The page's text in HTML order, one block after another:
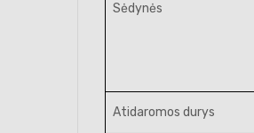
Sėdynės
Atidaromos durys